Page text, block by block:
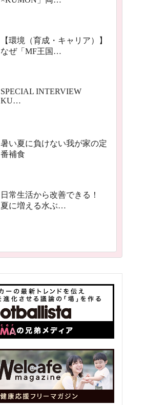
【環境（育成・キャリア）】
なぜ「MF王国…
SPECIAL INTERVIEW
KU…
暑い夏に負けない我が家の定
番補食
日常生活から改善できる！
夏に増える水ぶ…